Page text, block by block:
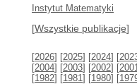
Instytut Matematyki
[Wszystkie publikacje]
[2026] [2025] [2024] [
[2004] [2003] [2002] [
[1982] [1981] [1980] [